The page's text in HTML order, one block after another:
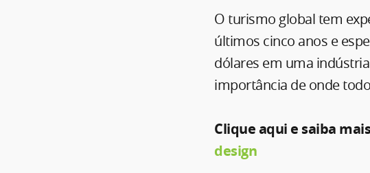
O turismo global tem
últimos cinco anos e
dólares em uma
importância de onde
Clique aqui e saiba
design